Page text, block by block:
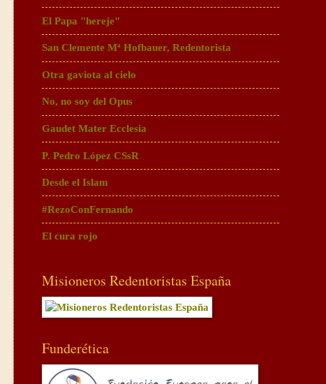
El Papa "hereje"
San Clemente Mª Hofbauer, Redentorista
Otra gaviota al cielo
No, no soy del Opus
Gaudet Mater Ecclesia
P. Pedro López CSsR
Desde el Islam
#RezoConFernando
El cura rojo
Misioneros Redentoristas España
Funderética